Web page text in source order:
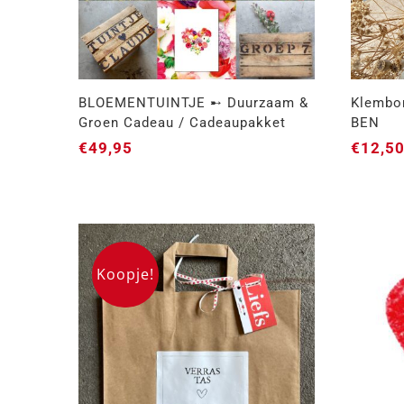
Cadeaupakket
BLOEMENTUINTJE ➸ Duurzaam &
Groen Cadeau / Cadeaupakket
€49,95
BEN
€
Koopje!